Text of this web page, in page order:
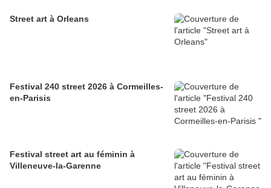
Street art à Orleans
Festival 240 street 2026 à Cormeilles-
en-Parisis
Festival street art au féminin à
Villeneuve-la-Garenne